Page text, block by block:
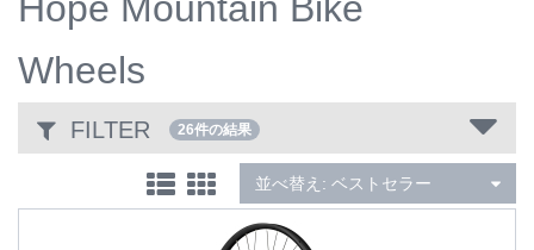
Wheels
FILTER 26件の結果
並べ替え: ベストセラー